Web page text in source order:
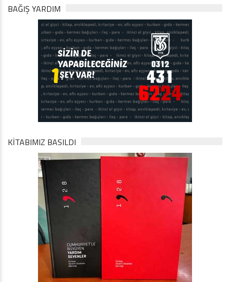
BAĞIŞ YARDIM
KİTABIMIZ BASILDI